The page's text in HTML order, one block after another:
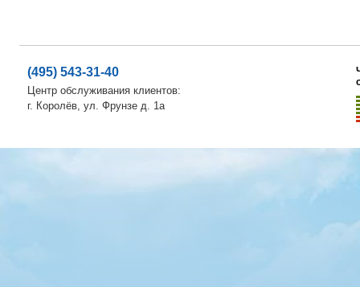
(495) 543-31-40
Центр обслуживания клиентов:
г. Королёв, ул. Фрунзе д. 1а